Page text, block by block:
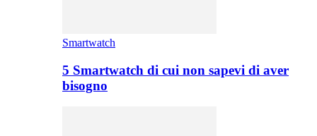
Smartwatch
5 Smartwatch di cui non sapevi di aver
bisogno